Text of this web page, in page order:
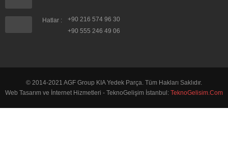
Hatlar :
+90 216 574 96 30
+90 555 246 49 06
© 2014-2021 AGF Group KIA Yedek Parça. Tüm Hakları Saklıdır.
Web Tasarım ve İnternet Hizmetleri - TeknoGelişim İstanbul: TeknoGelisim.Com